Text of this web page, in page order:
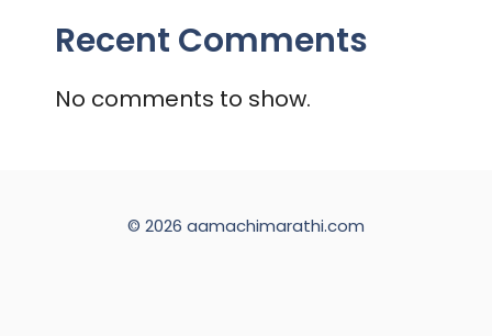
Recent Comments
No comments to show.
© 2026 aamachimarathi.com